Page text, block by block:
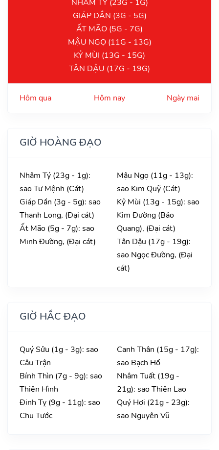
NHÂM TÝ (23G - 1G)
GIÁP DẦN (3G - 5G)
ẤT MÃO (5G - 7G)
MẬU NGỌ (11G - 13G)
KỶ MÙI (13G - 15G)
TÂN DẬU (17G - 19G)
Hôm qua Hôm nay Ngày mai
GIỜ HOÀNG ĐẠO
Nhâm Tý (23g - 1g):
sao Tư Mệnh (Cát)
Giáp Dần (3g - 5g): sao
Thanh Long, (Đại cát)
Ất Mão (5g - 7g): sao
Minh Đường, (Đại cát)
Mậu Ngọ (11g - 13g):
sao Kim Quỹ (Cát)
Kỷ Mùi (13g - 15g): sao
Kim Đường (Bảo
Quang), (Đại cát)
Tân Dậu (17g - 19g):
sao Ngọc Đường, (Đại
cát)
GIỜ HẮC ĐẠO
Quý Sửu (1g - 3g): sao
Câu Trận
Bính Thìn (7g - 9g): sao
Thiên Hình
Đinh Tỵ (9g - 11g): sao
Chu Tước
Canh Thân (15g - 17g):
sao Bạch Hổ
Nhâm Tuất (19g -
21g): sao Thiên Lao
Quý Hợi (21g - 23g):
sao Nguyên Vũ